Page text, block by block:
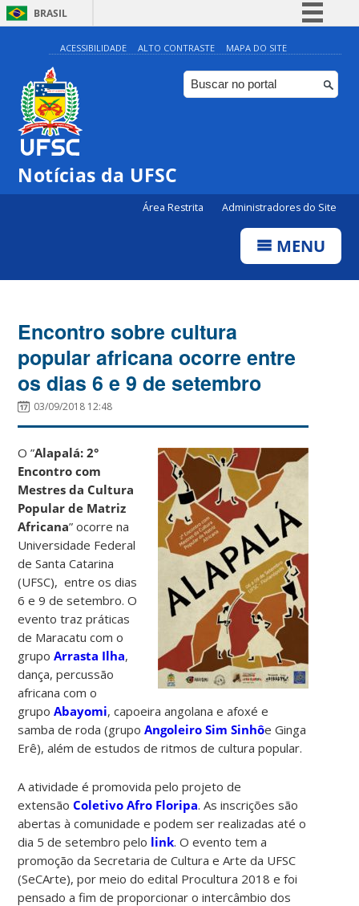
BRASIL
Simplifique!
Comunica BR
Participe
ACESSIBILIDADE ALTO CONTRASTE MAPA DO SITE
Notícias da UFSC
Área Restrita Administradores do Site
MENU
Encontro sobre cultura
popular africana ocorre entre
os dias 6 e 9 de setembro
03/09/2018 12:48
O ”Alapalá: 2°
Encontro com
Mestres da Cultura
Popular de Matriz
Africana” ocorre na
Universidade Federal
de Santa Catarina
(UFSC), entre os dias
6 e 9 de setembro. O
evento traz práticas
de Maracatu com o
grupoArrasta Ilha,
dança, percussão
africana com o
grupoAbayomi, capoeira angolana e afoxé e
samba de roda (grupoAngoleiro Sim Sinhôe Ginga
Erê), além de estudos de ritmos de cultura popular.
A atividade é promovida pelo projeto de
extensãoColetivo Afro Floripa. As inscrições são
abertas à comunidade e podem ser realizadas até o
dia 5 de setembro pelo link. O evento tem a
promoção da Secretaria de Cultura e Arte da UFSC
(SeCArte), por meio do edital Procultura 2018 e foi
pensado a fim de proporcionar o intercâmbio dos